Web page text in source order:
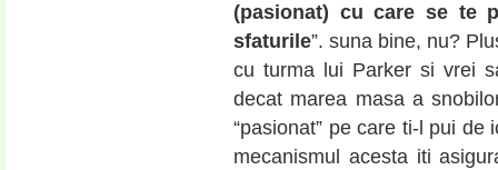
(pasionat) cu care se te
sfaturile”. suna bine, nu?
cu turma lui Parker si vrei
decat marea masa a
“pasionat” pe care ti-l pui
mecanismul acesta iti